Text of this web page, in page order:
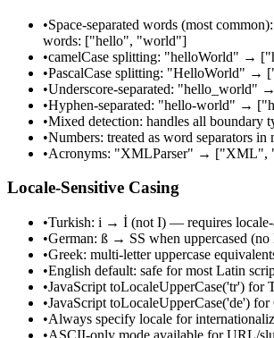
•Space-separated words (most
words: ["hello", "world"]
•camelCase splitting: "helloWorld" →
•PascalCase splitting: "HelloWorld" →
•Underscore-separated:
•Hyphen-separated: "hello-world" →
•Mixed detection: handles all boundary
•Numbers: treated as word separators in
•Acronyms: "XMLParser" → ["XML",
Locale-Sensitive Casing
•Turkish: i → İ (not I) — requires locale-
•German: ß → SS when uppercased (no
•Greek: multi-letter uppercase
•English default: safe for most Latin
•JavaScript toLocaleUpperCase('tr') for
•JavaScript toLocaleUpperCase('de') for
•Always specify locale for